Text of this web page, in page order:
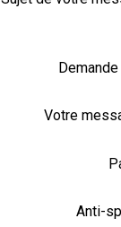
Demande
Votre
Anti-